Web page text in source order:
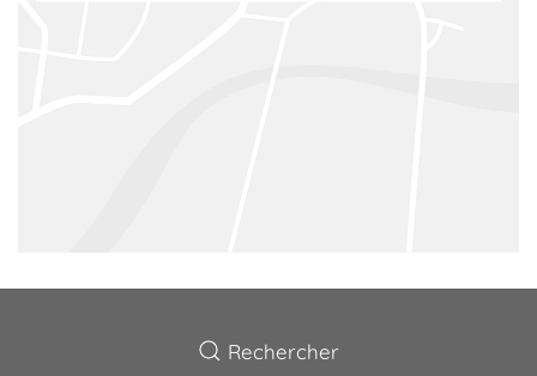
Rechercher